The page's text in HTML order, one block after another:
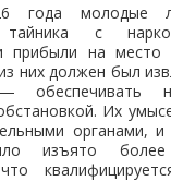
года молодые
тайника с
прибыли на место
них должен был
Их
органами, и
изъято